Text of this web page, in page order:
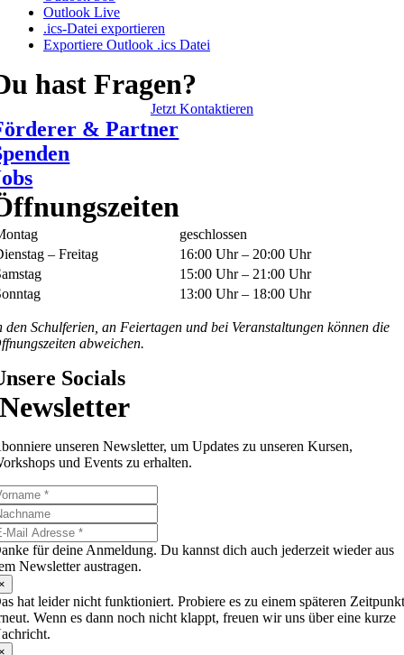
Outlook Live
.ics-Datei exportieren
Exportiere Outlook .ics Datei
hast Fragen?
Jetzt Kontaktieren
& Partner
geschlossen
– Freitag
16:00 Uhr – 20:00 Uhr
15:00 Uhr – 21:00 Uhr
13:00 Uhr – 18:00 Uhr
den Schulferien, an Feiertagen und bei Veranstaltungen können die
abweichen.
Socials
Newsletter
unseren Newsletter, um Updates zu unseren Kursen,
und Events zu erhalten.
für deine Anmeldung. Du kannst dich auch jederzeit wieder aus
Newsletter austragen.
hat leider nicht funktioniert. Probiere es zu einem späteren
Wenn es dann noch nicht klappt, freuen wir uns über eine kurze